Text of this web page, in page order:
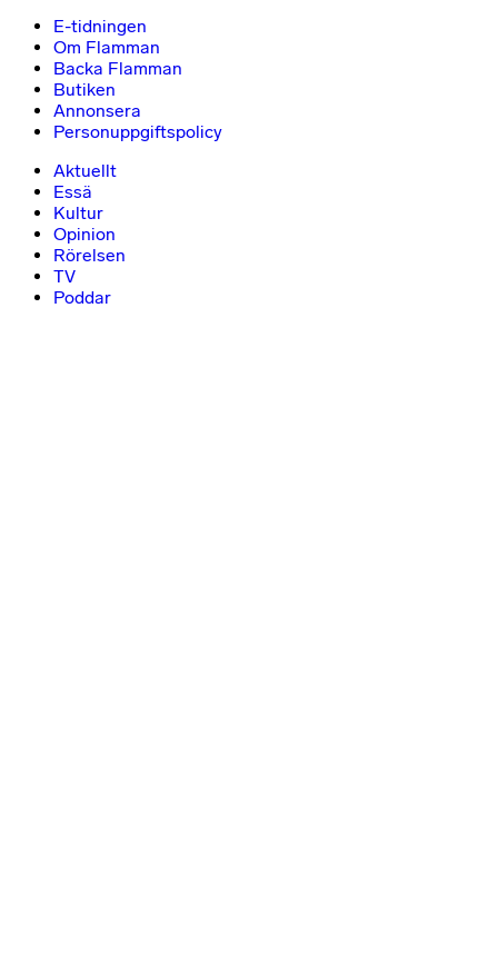
E-tidningen
Om Flamman
Backa Flamman
Butiken
Annonsera
Personuppgiftspolicy
Aktuellt
Essä
Kultur
Opinion
Rörelsen
TV
Poddar